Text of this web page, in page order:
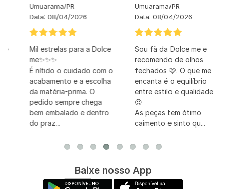
Umuarama/PR
Data:08/04/2026
Mil estrelas para a Dolce
me✨✨✨
É nítido o cuidado com o
acabamento e a escolha
da matéria-prima. O
pedido sempre chega
bem embalado e dentro
do praz...
Umuarama/PR
Data:08/04/2026
Sou fã da Dolce me e
recomendo de olhos
fechados 🩷. O que me
encanta é o equilíbrio
entre estilo e qualidade
As peças tem ótimo
caimento e sinto qu...
Baixe nosso App